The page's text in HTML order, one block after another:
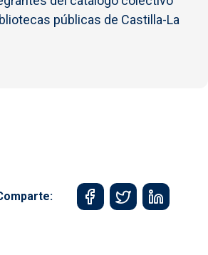
públicas de Castilla-La